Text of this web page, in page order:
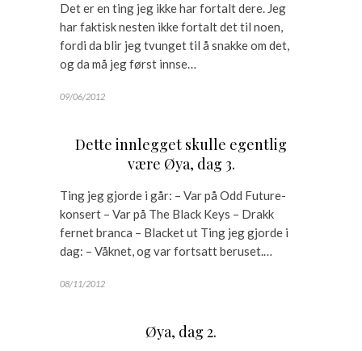
Det er en ting jeg ikke har fortalt dere. Jeg
har faktisk nesten ikke fortalt det til noen,
fordi da blir jeg tvunget til å snakke om det,
og da må jeg først innse…
09/06/2012
Dette innlegget skulle egentlig
være Øya, dag 3.
Ting jeg gjorde i går: – Var på Odd Future-
konsert – Var på The Black Keys – Drakk
fernet branca – Blacket ut Ting jeg gjorde i
dag: – Våknet, og var fortsatt beruset.…
08/11/2012
Øya, dag 2.